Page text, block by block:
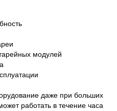
модулей
даже при больших
работать в течение часа